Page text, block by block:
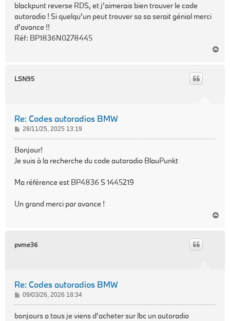
a
g
e
blackpunt reverse RDS, et j’aimerais bien trouver le code
autoradio ! Si quelqu’un peut trouver sa sa serait génial merci
d’avance !!
Réf: BP1836N0278445
LSN95
Re: Codes autoradios BMW
M
e
a
e
28/11/25, 2025 13:19
Bonjour!
Je suis à la recherche du code autoradio BlauPunkt
Ma référence est BP4836 S 1445219
Un grand merci par avance !
pvme36
Re: Codes autoradios BMW
M
e
09/03/26, 2026 18:34
bonjours a tous je viens d'acheter sur lbc un autoradio